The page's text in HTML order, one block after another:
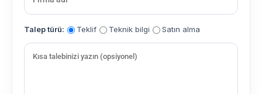
Talep türü: Teklif Teknik bilgi Satın alma